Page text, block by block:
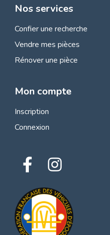
Nos services
Confier une recherche
Vendre mes pièces
Rénover une pièce
Mon compte
Inscription
Connexion